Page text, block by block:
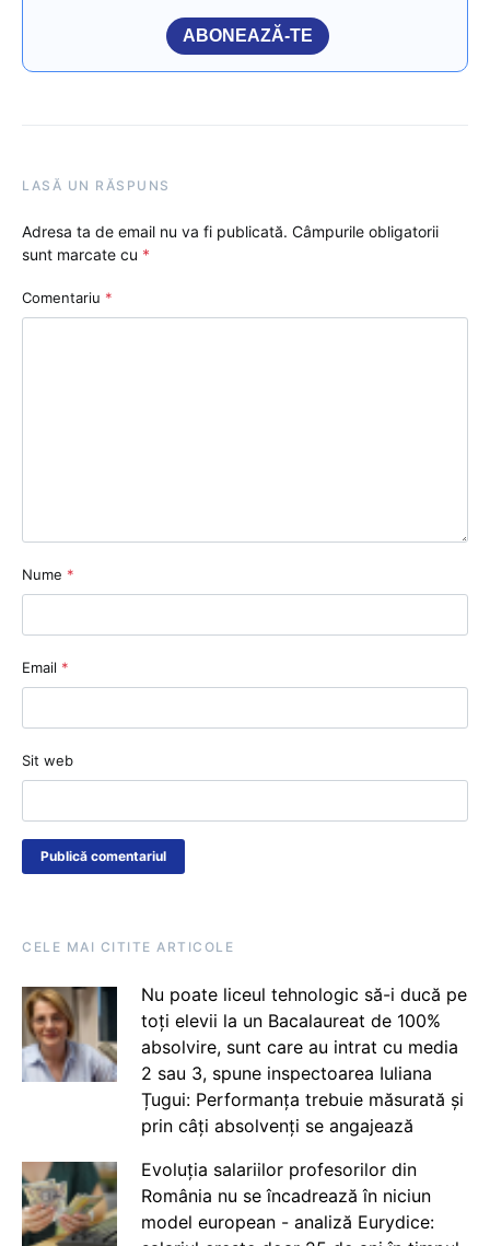
ABONEAZĂ-TE
LASĂ UN RĂSPUNS
Adresa ta de email nu va fi publicată. Câmpurile obligatorii
sunt marcate cu *
Comentariu *
Nume *
Email *
Sit web
CELE MAI CITITE ARTICOLE
Nu poate liceul tehnologic să-i ducă pe
toți elevii la un Bacalaureat de 100%
absolvire, sunt care au intrat cu media
2 sau 3, spune inspectoarea Iuliana
Țugui: Performanța trebuie măsurată și
prin câți absolvenți se angajează
Evoluția salariilor profesorilor din
România nu se încadrează în niciun
model european - analiză Eurydice: